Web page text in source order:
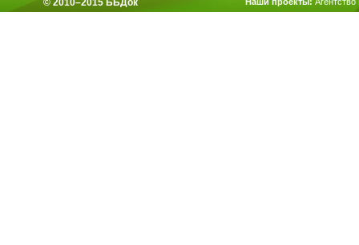
© 2010–2015 ББДок